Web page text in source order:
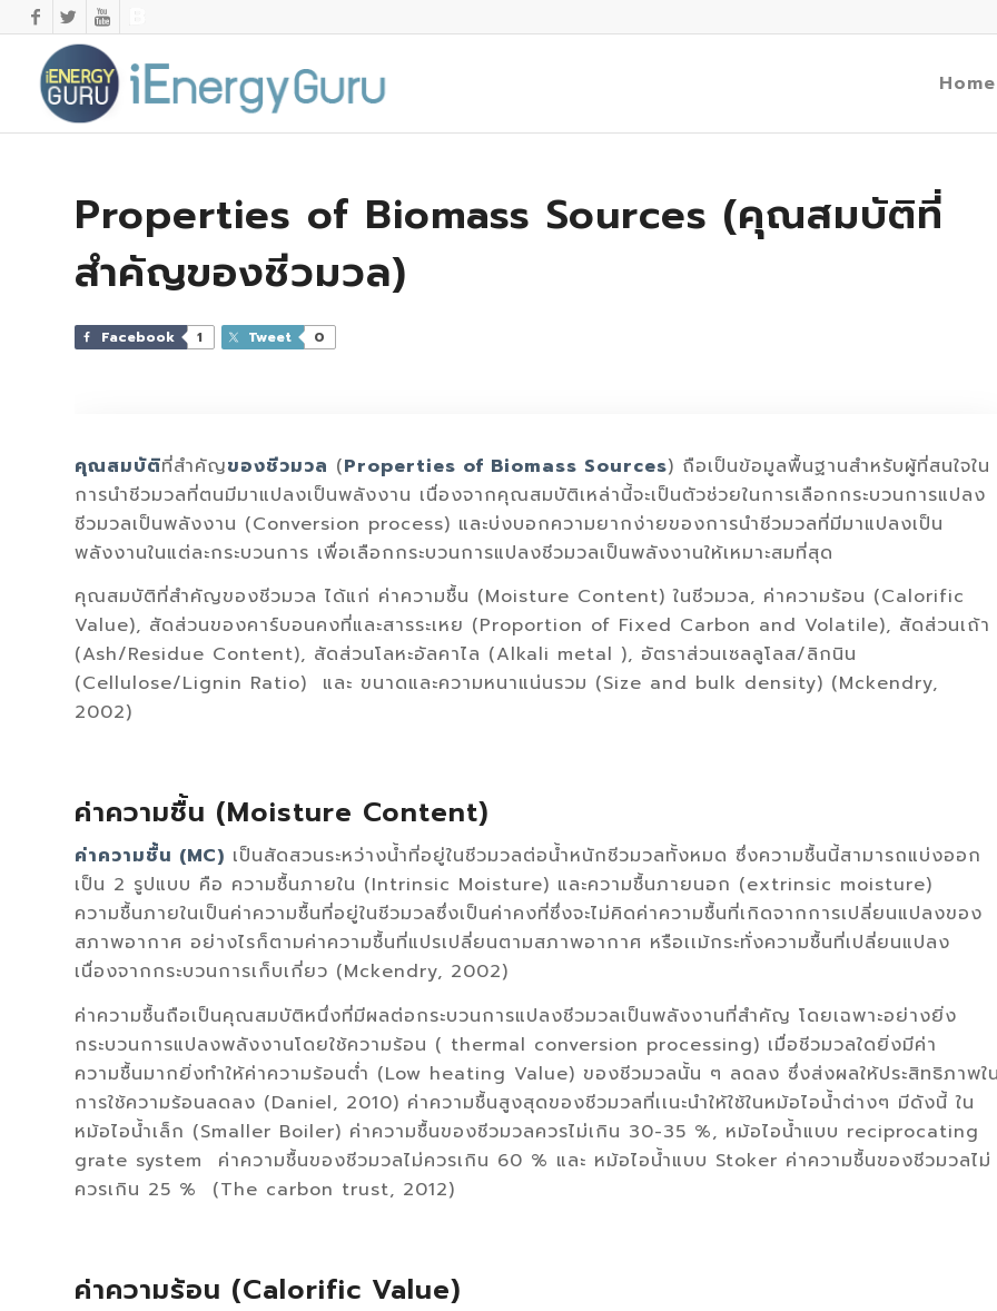
Home
Properties of Biomass Sources (คุณสมบัติที่
สำคัญของชีวมวล)
Facebook 1 Tweet 0
คุณสมบัติที่สำคัญของชีวมวล (Properties of Biomass Sources) ถือเป็นข้อมูลพื้นฐานสำหรับผู้ที่สนใจใน
การนำชีวมวลที่ตนมีมาแปลงเป็นพลังงาน เนื่องจากคุณสมบัติเหล่านี้จะเป็นตัวช่วยในการเลือกกระบวนการแปลง
ชีวมวลเป็นพลังงาน (Conversion process) และบ่งบอกความยากง่ายของการนำชีวมวลที่มีมาแปลงเป็น
พลังงานในแต่ละกระบวนการ เพื่อเลือกกระบวนการแปลงชีวมวลเป็นพลังงานให้เหมาะสมที่สุด
คุณสมบัติที่สำคัญของชีวมวล ได้แก่ ค่าความชื้น (Moisture Content) ในชีวมวล, ค่าความร้อน (Calorific
Value), สัดส่วนของคาร์บอนคงที่และสารระเหย (Proportion of Fixed Carbon and Volatile), สัดส่วนเถ้า
(Ash/Residue Content), สัดส่วนโลหะอัลคาไล (Alkali metal ), อัตราส่วนเซลลูโลส/ลิกนิน
(Cellulose/Lignin Ratio) และ ขนาดและความหนาแน่นรวม (Size and bulk density) (Mckendry,
2002)
ค่าความชื้น (Moisture Content)
ค่าความชื้น (MC) เป็นสัดสวนระหว่างน้ำที่อยู่ในชีวมวลต่อน้ำหนักชีวมวลทั้งหมด ซึ่งความชื้นนี้สามารถแบ่งออก
เป็น 2 รูปแบบ คือ ความชื้นภายใน (Intrinsic Moisture) และความชื้นภายนอก (extrinsic moisture)
ความชื้นภายในเป็นค่าความชื้นที่อยู่ในชีวมวลซึ่งเป็นค่าคงที่ซึ่งจะไม่คิดค่าความชื้นที่เกิดจากการเปลี่ยนแปลงของ
สภาพอากาศ อย่างไรก็ตามค่าความชื้นที่แปรเปลี่ยนตามสภาพอากาศ หรือเเม้กระทั่งความชื้นที่เปลี่ยนแปลง
เนื่องจากกระบวนการเก็บเกี่ยว (Mckendry, 2002)
ค่าความชื้นถือเป็นคุณสมบัติหนึ่งที่มีผลต่อกระบวนการแปลงชีวมวลเป็นพลังงานที่สำคัญ โดยเฉพาะอย่างยิ่ง
กระบวนการแปลงพลังงานโดยใช้ความร้อน ( thermal conversion processing) เมื่อชีวมวลใดยิ่งมีค่า
ความชื้นมากยิ่งทำให้ค่าความร้อนต่ำ (Low heating Value) ของชีวมวลนั้น ๆ ลดลง ซึ่งส่งผลให้ประสิทธิภาพใ
การใช้ความร้อนลดลง (Daniel, 2010) ค่าความชื้นสูงสุดของชีวมวลที่เเนะนำให้ใช้ในหม้อไอน้ำต่างๆ มีดังนี้ ใน
หม้อไอน้ำเล็ก (Smaller Boiler) ค่าความชื้นของชีวมวลควรไม่เกิน 30-35 %, หม้อไอน้ำแบบ reciprocating
grate system ค่าความชื้นของชีวมวลไม่ควรเกิน 60 % และ หม้อไอน้ำแบบ Stoker ค่าความชื้นของชีวมวลไม่
ควรเกิน 25 % (The carbon trust, 2012)
ค่าความร้อน (Calorific Value)